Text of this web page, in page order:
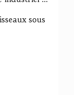
sous